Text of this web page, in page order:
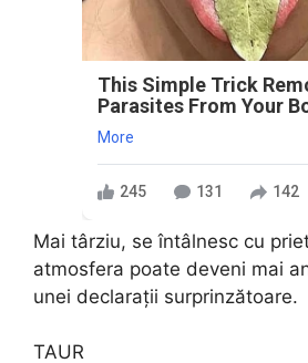
This Simple Trick
Parasites From Your
More
245 131 142
Mai târziu, se întâlnesc cu
atmosfera poate deveni mai
unei declarații surprinzătoare.
TAUR